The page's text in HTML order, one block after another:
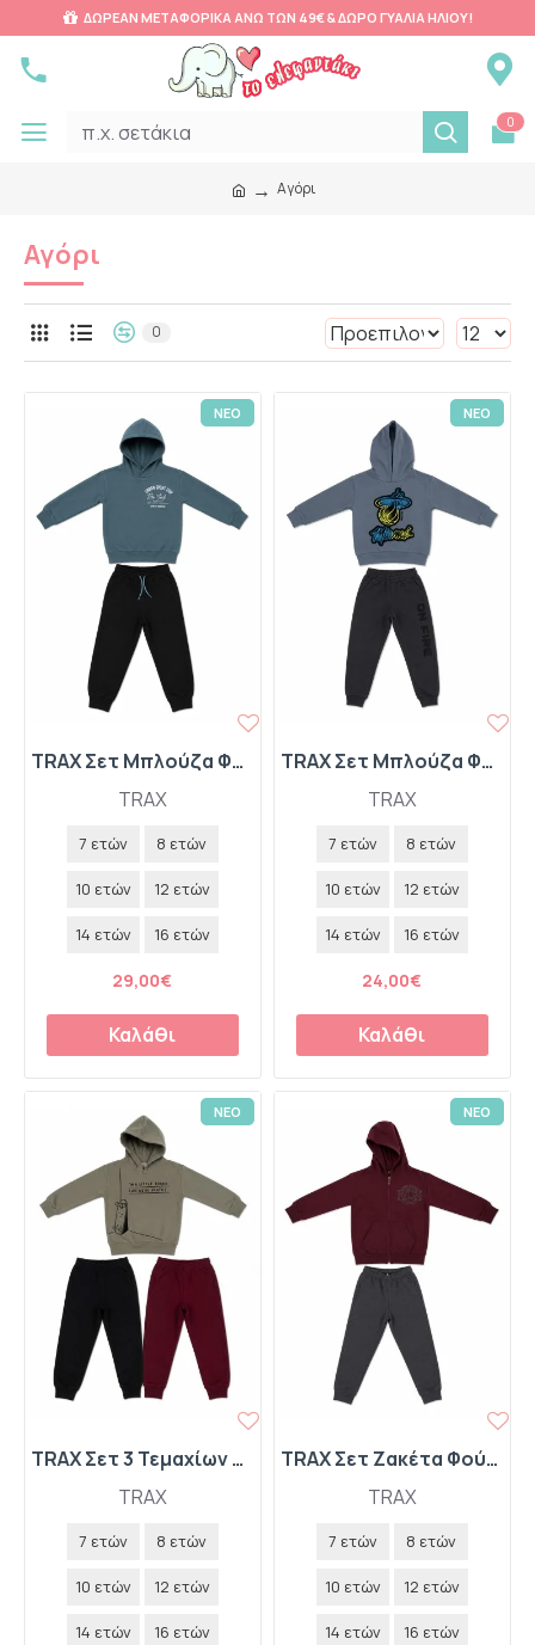
ΔΩΡΕΑΝ ΜΕΤΑΦΟΡΙΚΑ ΑΝΩ ΤΩΝ 49€ & ΔΩΡΟ ΓΥΑΛΙΑ ΗΛΙΟΥ!
0
Αγόρι
Αγόρι
0
ΝΕΟ
TRAX
TRAX Σετ Μπλούζα Φούτερ με Κουκούλα και Παντελόνι Φόρμας "Urban Sport Team" 50820 Pacific
7 ετών 8 ετών
10 ετών 12 ετών
14 ετών 16 ετών
29,00€
Καλάθι
ΝΕΟ
TRAX
TRAX Σετ Μπλούζα Φούτερ με Κουκούλα και Παντελόνι Φόρμας "Miami" 50811 Pacific
7 ετών 8 ετών
10 ετών 12 ετών
14 ετών 16 ετών
24,00€
Καλάθι
ΝΕΟ
TRAX
TRAX Σετ 3 Τεμαχίων Παντελόνι Φόρμας-Μπλούζα Φούτερ με Κουκούλα-Παντελόνι Φόρμας "Skate" 50860 Dusty
7 ετών 8 ετών
10 ετών 12 ετών
14 ετών 16 ετών
ΝΕΟ
TRAX
TRAX Σετ Ζακέτα Φούτερ με Κουκούλα και Παντελόνι Φόρμας 50842 Βουργουνδί
7 ετών 8 ετών
10 ετών 12 ετών
14 ετών 16 ετών